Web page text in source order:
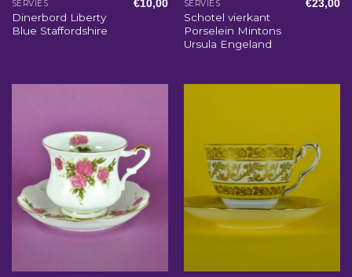
SERVIES
Dinerbord Liberty
Blue Staffordshire
€10,00 SERVIES
Schotel vierkant
Porselein Mintons
Ursula Engeland
€23,00